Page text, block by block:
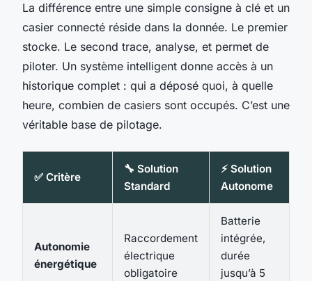
La différence entre une simple consigne à clé et un
casier connecté réside dans la donnée. Le premier
stocke. Le second trace, analyse, et permet de
piloter. Un système intelligent donne accès à un
historique complet : qui a déposé quoi, à quelle
heure, combien de casiers sont occupés. C’est une
véritable base de pilotage.
✅ Critère
🔧 Solution
Standard
⚡ Solution
Autonome
Autonomie
énergétique
Raccordement
électrique
obligatoire
Batterie
intégrée,
durée
jusqu’à 5